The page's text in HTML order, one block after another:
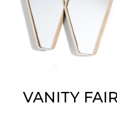
VANITY FAIR